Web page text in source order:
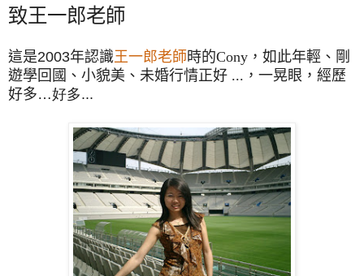
致王一郎老師
這是2003年認識王一郎老師時的Cony ， 如此年輕、剛
遊學回國、小貌美、未婚行情正好 ...， 一晃眼，經歷
好多…好多...